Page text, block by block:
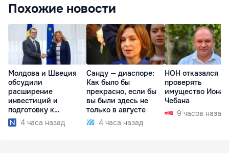
Похожие новости
Молдова и Швеция
обсудили
расширение
инвестиций и
подготовку к
отопительному
сезону
4 часа назад
Санду — диаспоре:
Как было бы
прекрасно, если бы
вы были здесь не
только в августе
4 часа назад
НОН отказался
проверять
имущество Иона
Чебана
9 часов назад